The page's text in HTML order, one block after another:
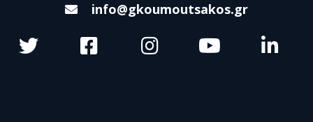
info@gkoumoutsakos.gr